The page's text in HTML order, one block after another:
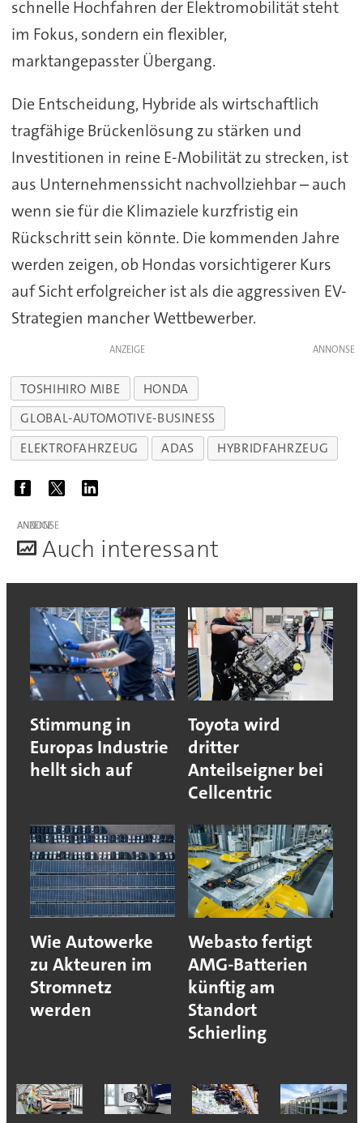
schnelle Hochfahren der Elektromobilität steht
im Fokus, sondern ein flexibler,
marktangepasster Übergang.
Die Entscheidung, Hybride als wirtschaftlich
tragfähige Brückenlösung zu stärken und
Investitionen in reine E-Mobilität zu strecken, ist
aus Unternehmenssicht nachvollziehbar – auch
wenn sie für die Klimaziele kurzfristig ein
Rückschritt sein könnte. Die kommenden Jahre
werden zeigen, ob Hondas vorsichtigerer Kurs
auf Sicht erfolgreicher ist als die aggressiven EV-
Strategien mancher Wettbewerber.
ANZEIGE
TOSHIHIRO MIBE
HONDA
GLOBAL-AUTOMOTIVE-BUSINESS
ELEKTROFAHRZEUG
ADAS HYBRIDFAHRZEUG
ANZEIGE
Auch interessant
Stimmung in
Europas Industrie
hellt sich auf
Toyota wird
dritter
Anteilseigner bei
Cellcentric
Wie Autowerke
zu Akteuren im
Stromnetz
werden
Webasto fertigt
AMG-Batterien
künftig am
Standort
Schierling